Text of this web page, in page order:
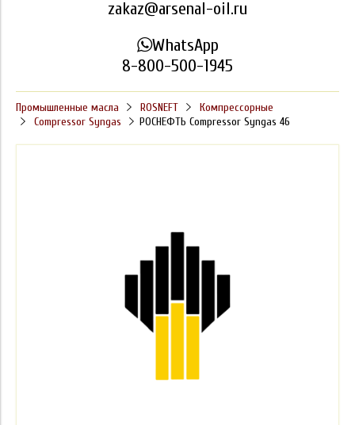
zakaz@arsenal-oil.ru
WhatsApp
8-800-500-1945
Промышленные масла ROSNEFT
Компрессорные
Compressor Syngas
РОСНЕФТЬ Compressor Syngas 46